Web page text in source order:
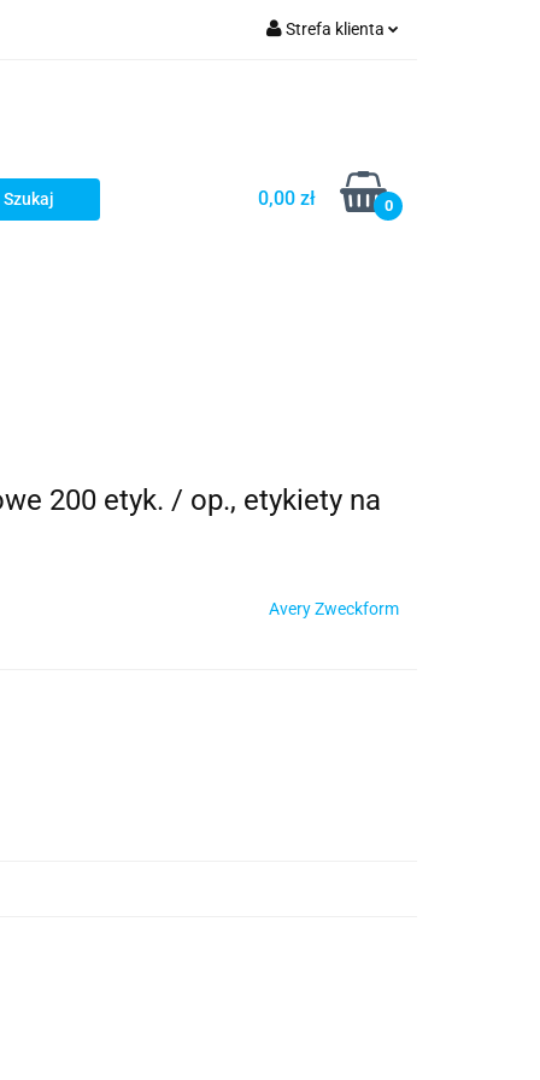
Strefa klienta
Zgody cookies
0,00 zł 0
200 etyk. / op., etykiety na
Avery Zweckform